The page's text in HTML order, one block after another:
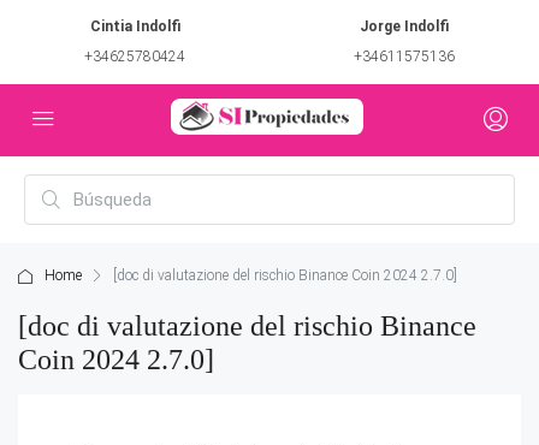
Cintia Indolfi
+34625780424
Jorge Indolfi
+34611575136
Home [doc di valutazione del rischio Binance Coin 2024 2.7.0]
[doc di valutazione del rischio Binance
Coin 2024 2.7.0]